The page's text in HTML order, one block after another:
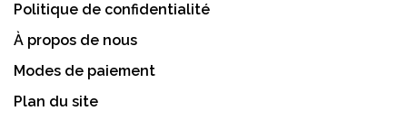
Politique de confidentialité
À propos de nous
Modes de paiement
Plan du site